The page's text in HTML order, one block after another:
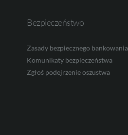
Bezpieczeństwo
Zasady bezpiecznego bankowania
Komunikaty bezpieczeństwa
Zgłoś podejrzenie oszustwa